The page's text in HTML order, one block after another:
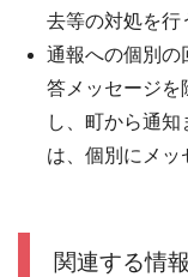
去等の対処を行
通報への個別の
答メッセージを
し、町から通
は、個別にメッ
関連する情報